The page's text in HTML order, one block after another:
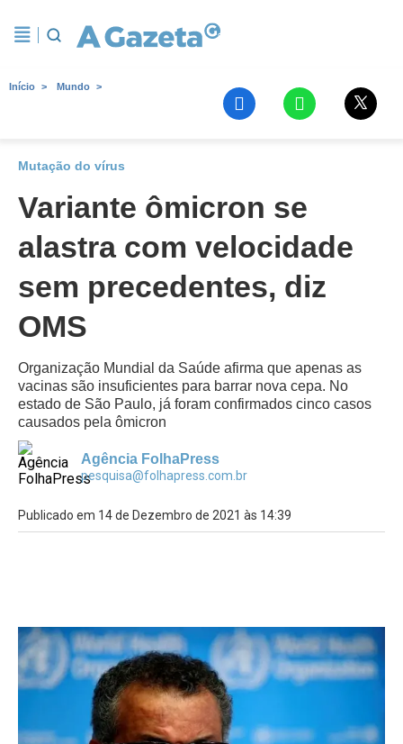
Início Mundo
Mutação do vírus
Variante ômicron se
alastra com velocidade
sem precedentes, diz
OMS
Organização Mundial da Saúde afirma que apenas as
vacinas são insuficientes para barrar nova cepa. No
estado de São Paulo, já foram confirmados cinco casos
causados pela ômicron
Agência FolhaPress
pesquisa@folhapress.com.br
Publicado em 14 de Dezembro de 2021 às 14:39